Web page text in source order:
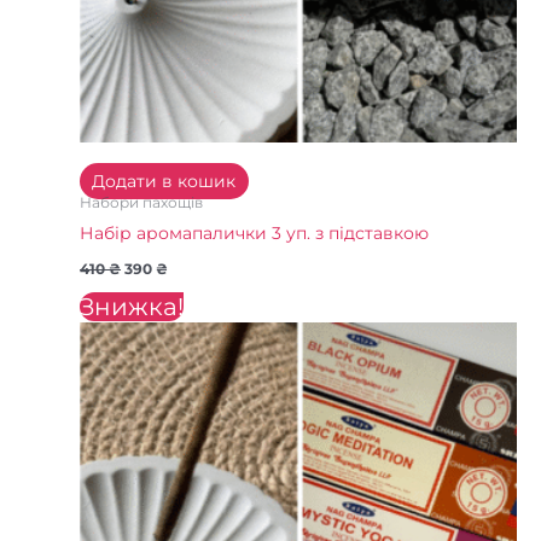
Додати в кошик
Набори пахощів
Набір аромапалички 3 уп. з підставкою
410₴ 390₴
Знижка!
Оригінальна
ціна:
530 ₴.
Поточна
ціна:
510 ₴.